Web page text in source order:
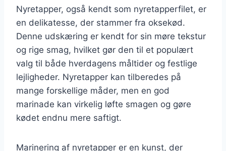
Nyretapper, også kendt som nyretapperfilet, er
en delikatesse, der stammer fra oksekød.
Denne udskæring er kendt for sin møre tekstur
og rige smag, hvilket gør den til et populært
valg til både hverdagens måltider og festlige
lejligheder. Nyretapper kan tilberedes på
mange forskellige måder, men en god
marinade kan virkelig løfte smagen og gøre
kødet endnu mere saftigt.
Marinering af nyretapper er en kunst, der